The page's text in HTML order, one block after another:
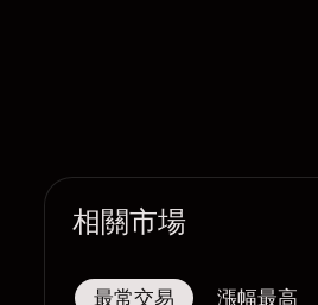
相關市場
最常交易 漲幅最高